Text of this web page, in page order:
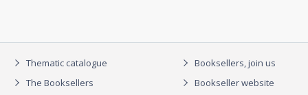
Thematic catalogue
The Booksellers
Booksellers, join us
Bookseller website